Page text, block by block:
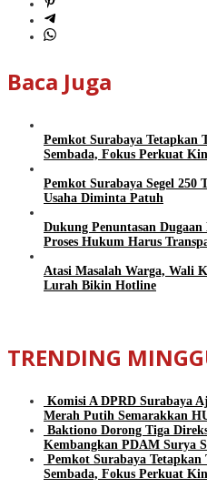
Baca Juga
Pemkot Surabaya Tetapkan
Sembada, Fokus Perkuat
Pemkot Surabaya Segel
Usaha Diminta Patuh
Dukung Penuntasan
Proses Hukum Harus
Atasi Masalah Warga, Wali
Lurah Bikin Hotline
TRENDING
Komisi A DPRD Surabaya
Merah Putih Semarakkan
Baktiono Dorong Tiga
Kembangkan PDAM Surya
Pemkot Surabaya
Sembada, Fokus Perkuat